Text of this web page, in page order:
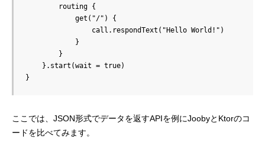
        routing {
            get("/") {
                call.respondText("Hello World!")
            }
        }
    }.start(wait = true)
ここでは、JSON形式でデータを返すAPIを例にJoobyとKtorのコ
ードを比べてみます。